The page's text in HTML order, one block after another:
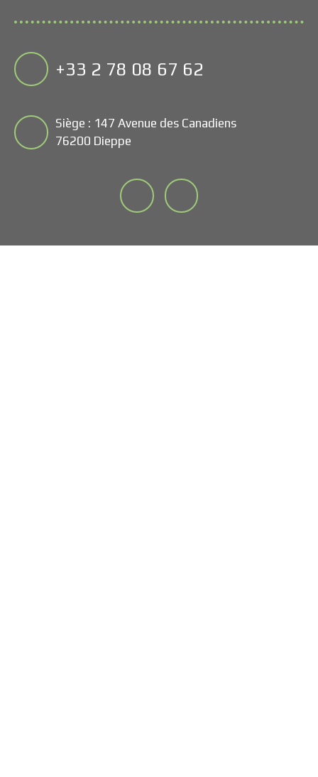
+33 2 78 08 67 62
Siège : 147 Avenue des Canadiens
76200 Dieppe